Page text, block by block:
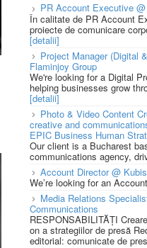
PR Account Executive
În calitate de PR Account
proiecte de comunicare
[detalii]
Project Manager (Digital
Flaminjoy Group
We're looking for a Digital
helping businesses grow
[detalii]
Photo & Video Content
creative and
EPIC Business Human
Our client is a Bucharest
communications agency,
Account Director @
We’re looking for an
Media Relations
Communications
RESPONSABILITĂȚI
on a strategiilor de presă
editorial: comunicate de